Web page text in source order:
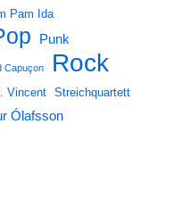
Pam Ida
Punk
Capuçon Rock
Vincent Streichquartett
Ólafsson